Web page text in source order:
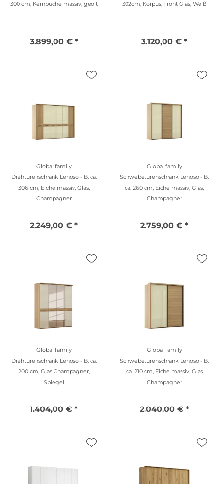
300 cm, Kernbuche massiv, geölt
3.899,00 € *
302cm, Korpus, Front Glas, Weiß
3.120,00 € *
Global family
Drehtürenschrank Lenoso - B. ca.
306 cm, Eiche massiv, Glas,
Champagner
2.249,00 € *
Global family
Schwebetürenschrank Lenoso - B.
ca. 260 cm, Eiche massiv, Glas,
Champagner
2.759,00 € *
Global family
Drehtürenschrank Lenoso - B. ca.
200 cm, Glas Champagner,
Spiegel
1.404,00 € *
Global family
Schwebetürenschrank Lenoso - B.
ca. 210 cm, Eiche massiv, Glas
Champagner
2.040,00 € *